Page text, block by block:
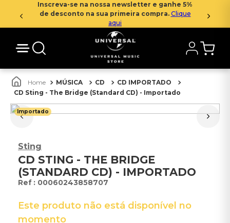
Inscreva-se na nossa newsletter e ganhe 5%
de desconto na sua primeira compra. Clique
aqui
MÚSICA CD
CD IMPORTADO
CD Sting - The Bridge (Standard CD) - Importado
Importado
Sting
CD STING - THE BRIDGE
(STANDARD CD) - IMPORTADO
: 00060243858707
Este produto não está disponível no
momento